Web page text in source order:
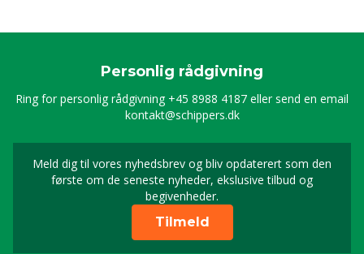
Personlig rådgivning
Ring for personlig rådgivning +45 8988 4187 eller send en email
kontakt@schippers.dk
Meld dig til vores nyhedsbrev og bliv opdaterert som den
første om de seneste nyheder, ekslusive tilbud og
begivenheder.
Timeld dig vores
Tilmeld